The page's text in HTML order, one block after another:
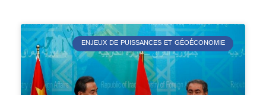
ENJEUX DE PUISSANCES ET GÉOÉCONOMIE